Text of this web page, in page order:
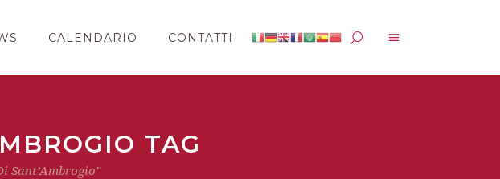
CALENDARIO CONTATTI
TAG
Sant’Ambrogio"